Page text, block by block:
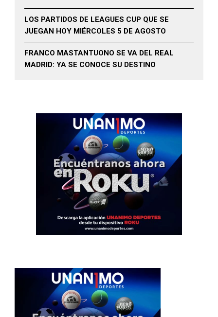
LOS PARTIDOS DE LEAGUES CUP QUE SE
JUEGAN HOY MIÉRCOLES 5 DE AGOSTO
FRANCO MASTANTUONO SE VA DEL REAL
MADRID: YA SE CONOCE SU DESTINO